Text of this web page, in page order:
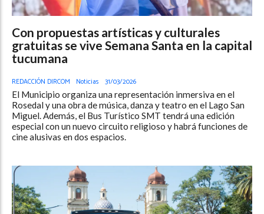
Con propuestas artísticas y culturales
gratuitas se vive Semana Santa en la capital
tucumana
REDACCIÓN DIRCOM Noticias 31/03/2026
El Municipio organiza una representación inmersiva en el
Rosedal y una obra de música, danza y teatro en el Lago San
Miguel. Además, el Bus Turístico SMT tendrá una edición
especial con un nuevo circuito religioso y habrá funciones de
cine alusivas en dos espacios.